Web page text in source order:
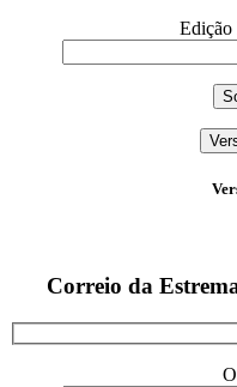
Edição
Correio da